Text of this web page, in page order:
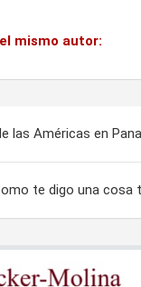
mismo autor:
las Américas en
te digo una cosa